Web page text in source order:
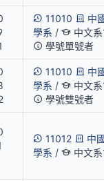
11010
中
學系 /
中文系
學號單號者
11010
中
學系 /
中文系
學號雙號者
11012
中
學系 / 中文系